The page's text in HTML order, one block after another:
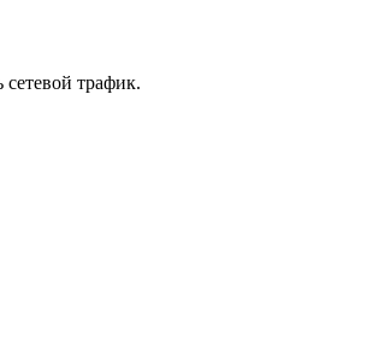
трафик.